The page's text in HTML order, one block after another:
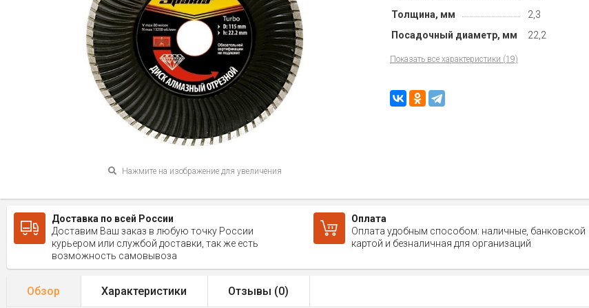
Нажмите на изображение для увеличения
Толщина, мм
2,3
Посадочный диаметр, мм
22,2
Показать все характеристики (19)
Доставка по всей России
Доставим Ваш заказ в любую точку России
курьером или службой доставки, так же есть
возможность самовывоза
Оплата
Оплата удобным способом: наличные, банковской
картой и безналичная для организаций
Обзор Характеристики Отзывы (0)